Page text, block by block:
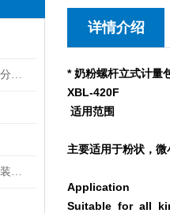
立式包装机在日常的生活中应用十分的广泛
越来越多的食品包装离不开枕式包装机械的快速发展
详情介绍
* 奶粉螺杆立式计量
XBL-420F
适用范围
主要适用于粉状，
Application
Suitable for all